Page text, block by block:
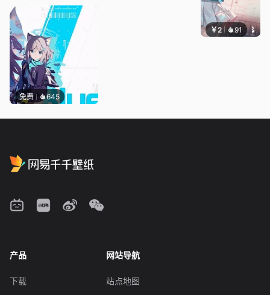
免费 645
￥2 91 豆子
产品
下载
网站导航
站点地图